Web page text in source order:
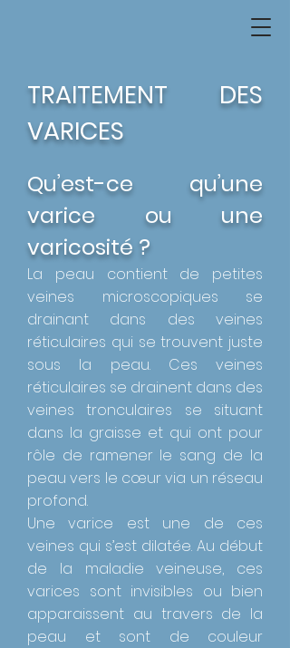
TRAITEMENT DES
VARICES
Qu’est-ce qu’une
varice ou une
varicosité ?
La peau contient de petites
veines microscopiques se
drainant dans des veines
réticulaires qui se trouvent juste
sous la peau. Ces veines
réticulaires se drainent dans des
veines tronculaires se situant
dans la graisse et qui ont pour
rôle de ramener le sang de la
peau vers le cœur via un réseau
profond.
Une varice est une de ces
veines qui s’est dilatée. Au début
de la maladie veineuse, ces
varices sont invisibles ou bien
apparaissent au travers de la
peau et sont de couleur